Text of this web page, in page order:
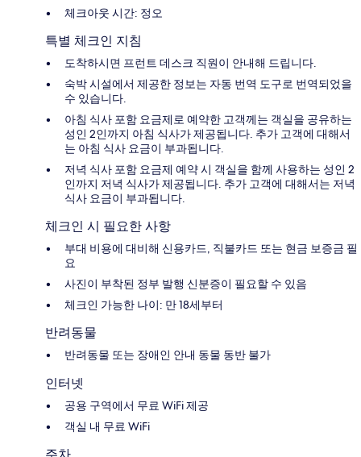
체크아웃 시간: 정오
특별 체크인 지침
도착하시면 프런트 데스크 직원이 안내해 드립니다.
숙박 시설에서 제공한 정보는 자동 번역 도구로 번역되었을
수 있습니다.
아침 식사 포함 요금제로 예약한 고객께는 객실을 공유하는
성인 2인까지 아침 식사가 제공됩니다. 추가 고객에 대해서
는 아침 식사 요금이 부과됩니다.
저녁 식사 포함 요금제 예약 시 객실을 함께 사용하는 성인 2
인까지 저녁 식사가 제공됩니다. 추가 고객에 대해서는 저녁
식사 요금이 부과됩니다.
체크인 시 필요한 사항
부대 비용에 대비해 신용카드, 직불카드 또는 현금 보증금 필
요
사진이 부착된 정부 발행 신분증이 필요할 수 있음
체크인 가능한 나이: 만 18세부터
반려동물
반려동물 또는 장애인 안내 동물 동반 불가
인터넷
공용 구역에서 무료 WiFi 제공
객실 내 무료 WiFi